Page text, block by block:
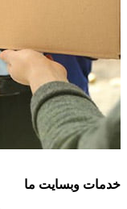
خدمات وبسایت ما